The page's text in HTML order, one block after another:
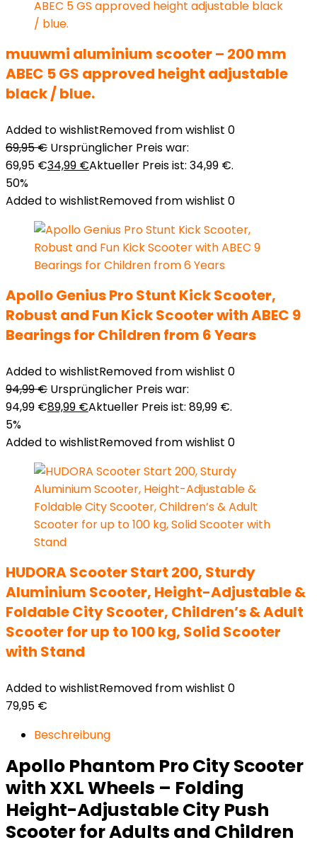
muuwmi aluminium scooter – 200 mm
ABEC 5 GS approved height adjustable
black / blue.
Added to wishlistRemoved from wishlist 0
69,95€ Ursprünglicher Preis war:
69,95 €34,99 €Aktueller Preis ist: 34,99 €.
50%
Added to wishlistRemoved from wishlist 0
Apollo Genius Pro Stunt Kick Scooter,
Robust and Fun Kick Scooter with ABEC 9
Bearings for Children from 6 Years
Added to wishlistRemoved from wishlist 0
94,99€ Ursprünglicher Preis war:
94,99 €89,99 €Aktueller Preis ist: 89,99 €.
5%
Added to wishlistRemoved from wishlist 0
HUDORA Scooter Start 200, Sturdy
Aluminium Scooter, Height-Adjustable &
Foldable City Scooter, Children’s & Adult
Scooter for up to 100 kg, Solid Scooter
with Stand
Added to wishlistRemoved from wishlist 0
79,95 €
Beschreibung
Apollo Phantom Pro City Scooter
with XXL Wheels – Folding
Height-Adjustable City Push
Scooter for Adults and Children